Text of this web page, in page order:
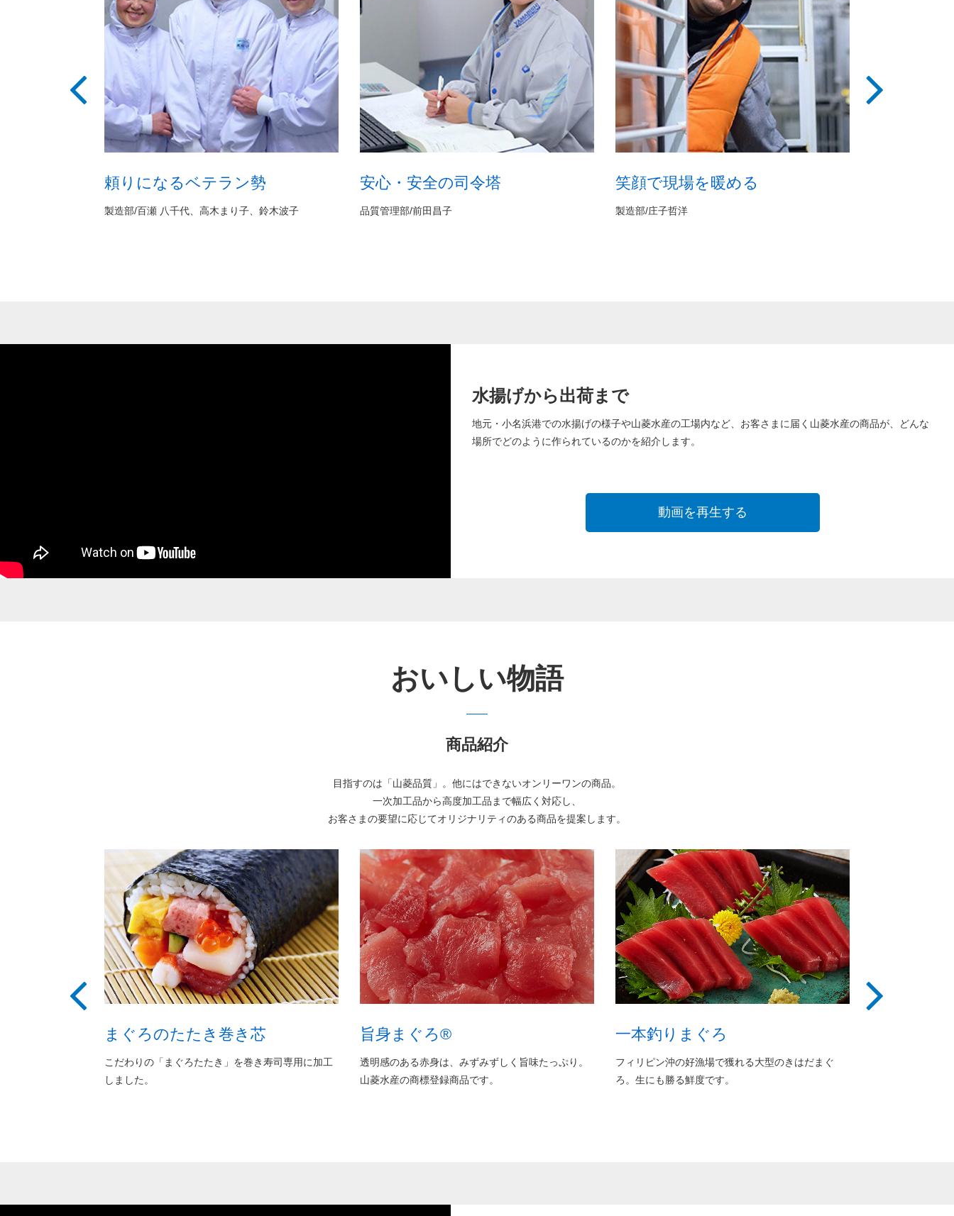
頼りになるベテラン勢
製造部/百瀬 八千代、高木まり子、鈴木波子
安心・安全の司令塔
品質管理部/前田昌子
笑顔で現場を暖める
製造部/庄子哲洋
水揚げから出荷まで
地元・小名浜港での水揚げの様子や山菱水産の工場内など、お客さまに届く山菱水産の商品が、どんな
場所でどのように作られているのかを紹介します。
動画を再生する
おいしい物語
商品紹介
目指すのは「山菱品質」。他にはできないオンリーワンの商品。
一次加工品から高度加工品まで幅広く対応し、
お客さまの要望に応じてオリジナリティのある商品を提案します。
まぐろのたたき巻き芯
こだわりの「まぐろたたき」を巻き寿司専用に加工
しました。
旨身まぐろ®
透明感のある赤身は、みずみずしく旨味たっぷり。
山菱水産の商標登録商品です。
一本釣りまぐろ
フィリピン沖の好漁場で獲れる大型のきはだまぐ
ろ。生にも勝る鮮度です。